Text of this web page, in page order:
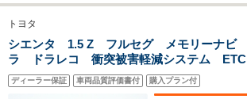
トヨタ
シエンタ 1.5 Z フルセグ メモリーナビ
ラ ドラレコ 衝突被害軽減システム
スライド LEDヘッドランプ ワンオーナ
ックプレイヤー接続可 記録簿 安全装備
ディーラー保証 車両品質評価書付 購入プラン付